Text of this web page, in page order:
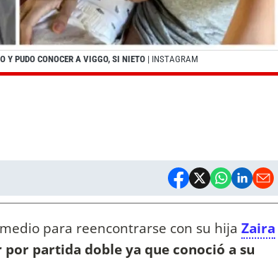
Y PUDO CONOCER A VIGGO, SI NIETO | INSTAGRAM
para reencontrarse con su hija Zaira
partida doble ya que conoció a su